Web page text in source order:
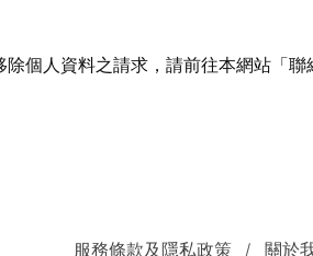
個人資料之請求，請前往本網站「聯
服務條款及隱私政策 關於